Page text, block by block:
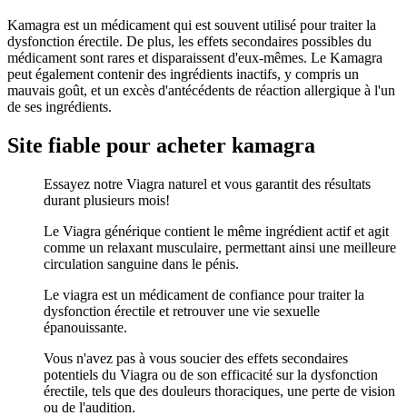
Kamagra est un médicament qui est souvent utilisé pour traiter la
dysfonction érectile. De plus, les effets secondaires possibles du
médicament sont rares et disparaissent d'eux-mêmes. Le Kamagra
peut également contenir des ingrédients inactifs, y compris un
mauvais goût, et un excès d'antécédents de réaction allergique à l'un
de ses ingrédients.
Site fiable pour acheter kamagra
Essayez notre Viagra naturel et vous garantit des résultats
durant plusieurs mois!
Le Viagra générique contient le même ingrédient actif et agit
comme un relaxant musculaire, permettant ainsi une meilleure
circulation sanguine dans le pénis.
Le viagra est un médicament de confiance pour traiter la
dysfonction érectile et retrouver une vie sexuelle
épanouissante.
Vous n'avez pas à vous soucier des effets secondaires
potentiels du Viagra ou de son efficacité sur la dysfonction
érectile, tels que des douleurs thoraciques, une perte de vision
ou de l'audition.